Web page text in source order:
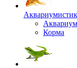
Корма